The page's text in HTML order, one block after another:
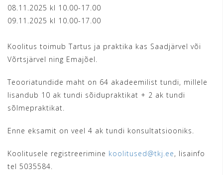
08.11.2025 kl 10.00-17.00
09.11.2025 kl 10.00-17.00
Koolitus toimub Tartus ja praktika kas Saadjärvel või
Võrtsjärvel ning Emajõel.
Teooriatundide maht on 64 akadeemilist tundi, millele
lisandub 10 ak tundi sõidupraktikat + 2 ak tundi
sõlmepraktikat.
Enne eksamit on veel 4 ak tundi konsultatsiooniks.
Koolitusele registreerimine koolitused@tkj.ee, lisainfo
tel 5035584.